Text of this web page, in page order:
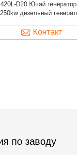
генератор 400 кВт
Cummins QSZ13-G10
Контакт
по заводу